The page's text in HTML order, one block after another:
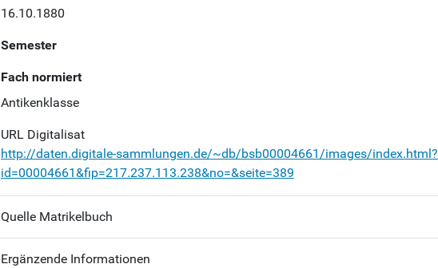
16.10.1880
Semester
Fach normiert
Antikenklasse
URL Digitalisat
http://daten.digitale-sammlungen.de/~db/bsb00004661/images/index.html?
id=00004661&fip=217.237.113.238&no=&seite=389
Quelle Matrikelbuch
Ergänzende Informationen